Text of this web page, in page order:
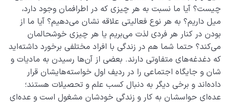
بیماری‌های پنهان روح 0/15
شناخت بهشت و جهنم 0/22
نگاه ابدی و آمادگی برای آخرت 0/14
چرا ارتباط شناخت با تمایل مهم است؛ شناخت چگونه به
چیست؟ آیا ما نسبت به هر چیزی که در اطرافمان وجود دارد،
میل داریم؟ به هر نوع فعالیتی علاقه نشان می‌دهیم؟ آیا ما از
بودن در کنار هر فردی لذت می‌بریم یا هر چیزی خوشحالمان
می‌کند؟ حتما شما هم در زندگی با افراد مختلفی برخورد داشته‌اید
که دغدغه‌های متفاوتی دارند. بعضی از آن‌ها رسیدن به مادیات و
شان و جایگاه اجتماعی را در ردیف اول خواسته‌هایشان قرار
داده‌اند و برخی دیگر به دنبال کسب علم و تحصیلات هستند؛
عده‌ای حواسشان به کار و زندگی خودشان مشغول است و عده‌ای